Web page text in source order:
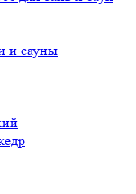
и сауны